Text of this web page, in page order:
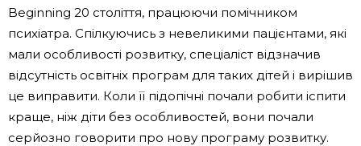
Beginning 20 століття, працюючи помічником
психіатра. Спілкуючись з невеликими пацієнтами, які
мали особливості розвитку, спеціаліст відзначив
відсутність освітніх програм для таких дітей і вирішив
це виправити. Коли її підопічні почали робити іспити
краще, ніж діти без особливостей, вони почали
серйозно говорити про нову програму розвитку.